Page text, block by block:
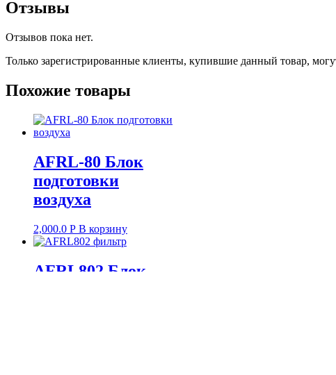
Отзывы
Отзывов пока нет.
Только зарегистрированные клиенты, купившие данный товар,
Похожие товары
AFRL-80 Блок
подготовки
воздуха
2,000.0 Р В корзину
AFRL802 Блок